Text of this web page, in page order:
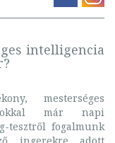
intelligencia
mesterséges
már napi
tesztről fogalmunk